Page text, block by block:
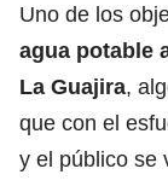
Uno de los
agua potable
La Guajira,
que con el
y el público se